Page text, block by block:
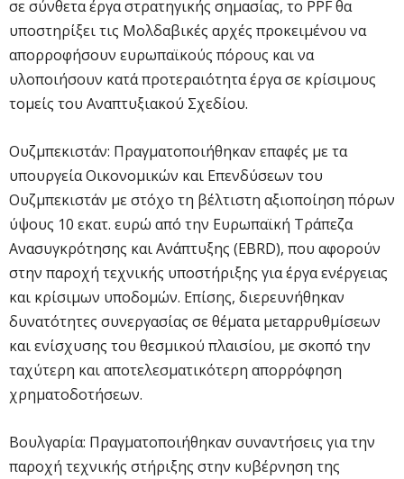
σε σύνθετα έργα στρατηγικής σημασίας, το PPF θα
υποστηρίξει τις Μολδαβικές αρχές προκειμένου να
απορροφήσουν ευρωπαϊκούς πόρους και να
υλοποιήσουν κατά προτεραιότητα έργα σε κρίσιμους
τομείς του Αναπτυξιακού Σχεδίου.
Ουζμπεκιστάν: Πραγματοποιήθηκαν επαφές με τα
υπουργεία Οικονομικών και Επενδύσεων του
Ουζμπεκιστάν με στόχο τη βέλτιστη αξιοποίηση πόρων
ύψους 10 εκατ. ευρώ από την Ευρωπαϊκή Τράπεζα
Ανασυγκρότησης και Ανάπτυξης (EBRD), που αφορούν
στην παροχή τεχνικής υποστήριξης για έργα ενέργειας
και κρίσιμων υποδομών. Επίσης, διερευνήθηκαν
δυνατότητες συνεργασίας σε θέματα μεταρρυθμίσεων
και ενίσχυσης του θεσμικού πλαισίου, με σκοπό την
ταχύτερη και αποτελεσματικότερη απορρόφηση
χρηματοδοτήσεων.
Βουλγαρία: Πραγματοποιήθηκαν συναντήσεις για την
παροχή τεχνικής στήριξης στην κυβέρνηση της